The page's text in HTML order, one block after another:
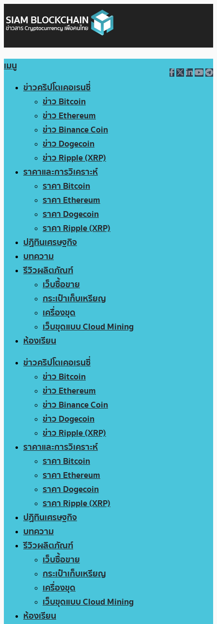
เมนู
ข่าวคริปโตเคอเรนซี่
ข่าว Bitcoin
ข่าว Ethereum
ข่าว Binance Coin
ข่าว Dogecoin
ข่าว Ripple (XRP)
ราคาและการวิเคราะห์
ราคา Bitcoin
ราคา Ethereum
ราคา Dogecoin
ราคา Ripple (XRP)
ปฏิทินเศรษฐกิจ
บทความ
รีวิวผลิตภัณฑ์
เว็บซื้อขาย
กระเป๋าเก็บเหรียญ
เครื่องขุด
เว็บขุดแบบ Cloud Mining
ห้องเรียน
ข่าวคริปโตเคอเรนซี่
ข่าว Bitcoin
ข่าว Ethereum
ข่าว Binance Coin
ข่าว Dogecoin
ข่าว Ripple (XRP)
ราคาและการวิเคราะห์
ราคา Bitcoin
ราคา Ethereum
ราคา Dogecoin
ราคา Ripple (XRP)
ปฏิทินเศรษฐกิจ
บทความ
รีวิวผลิตภัณฑ์
เว็บซื้อขาย
กระเป๋าเก็บเหรียญ
เครื่องขุด
เว็บขุดแบบ Cloud Mining
ห้องเรียน